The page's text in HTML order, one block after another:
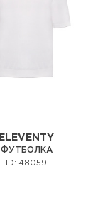
ELEVENTY
ФУТБОЛКА
ID: 48059